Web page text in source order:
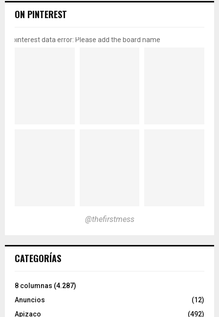
ON PINTEREST
pinterest data error: Please add the board name
@thefirstmess
CATEGORÍAS
8 columnas (4.287)
Anuncios
(12)
Apizaco
(492)